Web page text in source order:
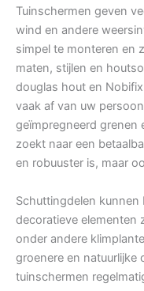
Tuinschermen geven
wind en andere
simpel te monteren en
maten, stijlen en
douglas hout en
vaak af van uw
geïmpregneerd grenen
zoekt naar een
en robuuster is, maar
Schuttingdelen
decoratieve elementen
onder andere
groenere en natuurlijke
tuinschermen